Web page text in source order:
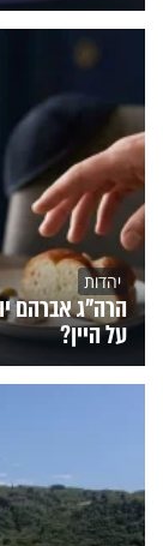
יהדות
הרה"ג אברהם
על היין?